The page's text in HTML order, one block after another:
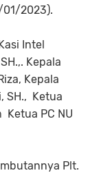
01/2023).
Intel
Kepala
Kepala
SH., Ketua
Ketua PC NU
Plt.